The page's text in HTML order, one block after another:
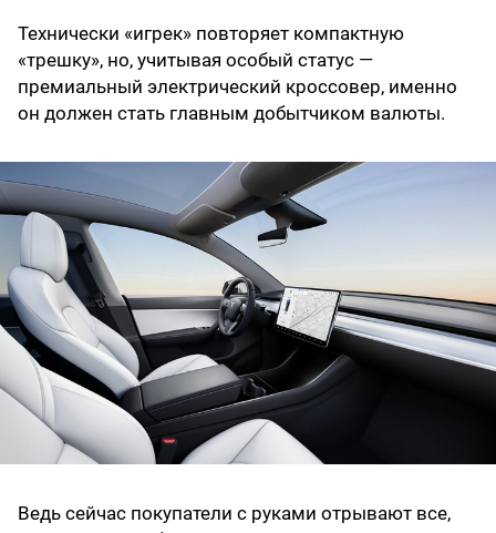
Технически «игрек» повторяет компактную
«трешку», но, учитывая особый статус —
премиальный электрический кроссовер, именно
он должен стать главным добытчиком валюты.
Ведь сейчас покупатели с руками отрывают все,